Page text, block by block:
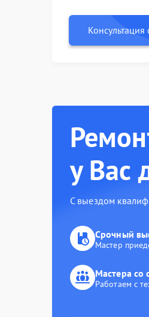
у Вас
С выездом
Срочный
Мастер
Мастера со
Работаем с